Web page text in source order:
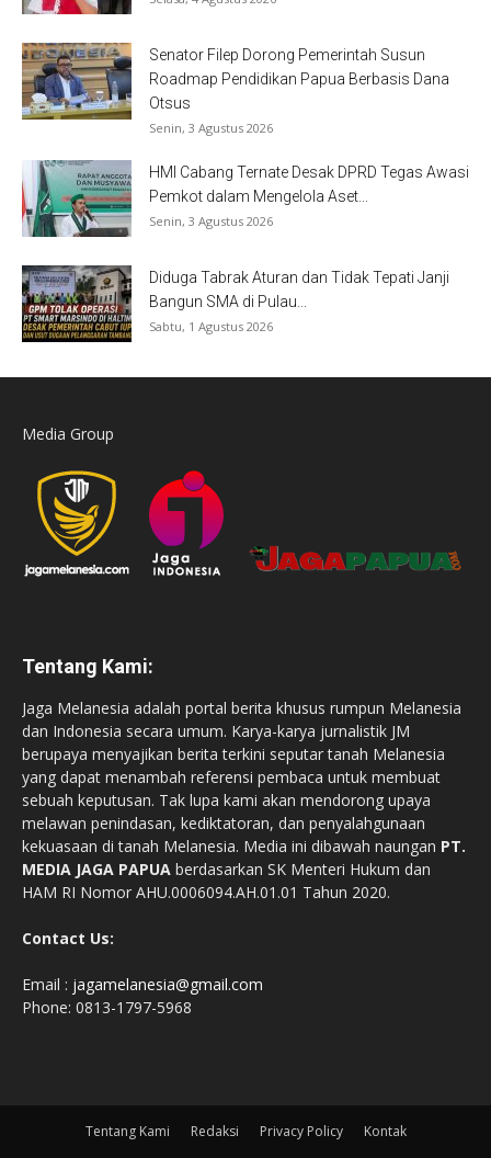
Senator Filep Dorong Pemerintah Susun
Roadmap Pendidikan Papua Berbasis Dana
Otsus
Senin, 3 Agustus 2026
HMI Cabang Ternate Desak DPRD Tegas Awasi
Pemkot dalam Mengelola Aset...
Senin, 3 Agustus 2026
Diduga Tabrak Aturan dan Tidak Tepati Janji
Bangun SMA di Pulau...
Sabtu, 1 Agustus 2026
Media Group
Tentang Kami:
Jaga Melanesia adalah portal berita khusus rumpun Melanesia
dan Indonesia secara umum. Karya-karya jurnalistik JM
berupaya menyajikan berita terkini seputar tanah Melanesia
yang dapat menambah referensi pembaca untuk membuat
sebuah keputusan. Tak lupa kami akan mendorong upaya
melawan penindasan, kediktatoran, dan penyalahgunaan
kekuasaan di tanah Melanesia. Media ini dibawah naungan PT.
MEDIA JAGA PAPUA berdasarkan SK Menteri Hukum dan
HAM RI Nomor AHU.0006094.AH.01.01 Tahun 2020.
Contact Us:
Email : jagamelanesia@gmail.com
Phone: 0813-1797-5968
Tentang Kami Redaksi Privacy Policy Kontak